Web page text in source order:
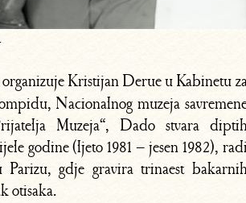
Kristijan Derue u Kabinetu
Nacionalnog muzeja
Muzeja“, Dado stvara
godine (ljeto 1981 – jesen 1982), radi
gdje gravira trinaest
otisaka.